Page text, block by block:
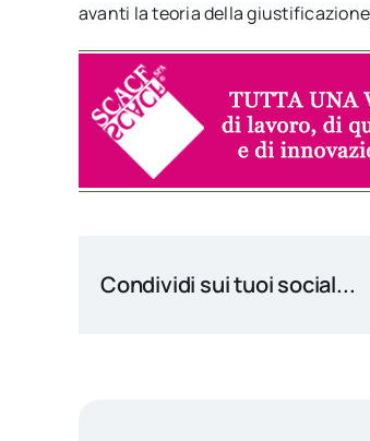
avanti la teoria della
Condividi sui tuoi social...